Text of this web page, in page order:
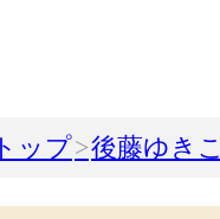
ップ 後藤ゆきこ